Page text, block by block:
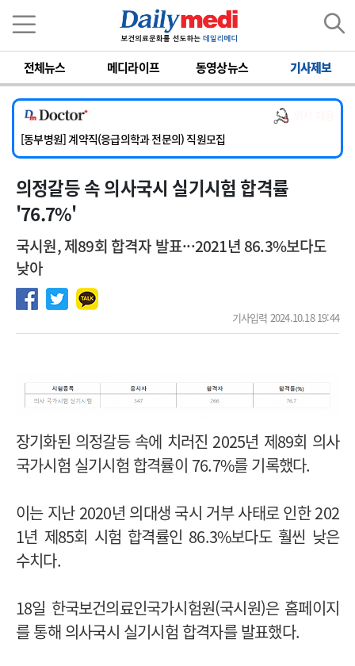
전체뉴스 메디라이프 동영상뉴스 기사제보
[서울아산병원] 2026년 하반기 인턴 모집
[영남대학교의료원] 마취통증의학과 임기제 임상의사 채용
[충남대학교병원] 소아청소년과(소아응급전담) 계약직 의사 공개채용
[동부병원] 계약직(응급의학과 전문의) 직원모집
[이대목동병원] 하반기 전공의(레지던트1년차) 모집
[서울아산병원] 2026년 하반기 인턴 모집
[영남대학교의료원] 마취통증의학과 임기제 임상의사 채용
의정갈등 속 의사국시 실기시험 합격률
'76.7%'
국시원, 제89회 합격자 발표···2021년 86.3%보다도
낮아
기사입력 2024.10.18 19:44
장기화된 의정갈등 속에 치러진 2025년 제89회 의사
국가시험 실기시험 합격률이 76.7%를 기록했다.
이는 지난 2020년 의대생 국시 거부 사태로 인한 202
1년 제85회 시험 합격률인 86.3%보다도 훨씬 낮은
수치다.
18일 한국보건의료인국가시험원(국시원)은 홈페이지
를 통해 의사국시 실기시험 합격자를 발표했다.